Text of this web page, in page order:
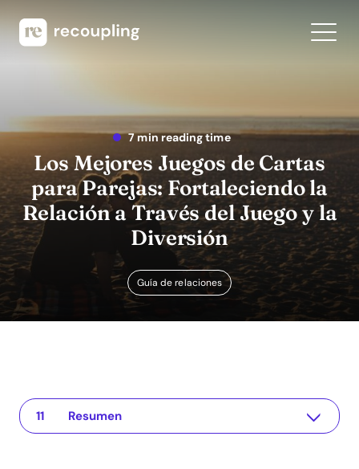
7 min reading time
Los Mejores Juegos de Cartas
para Parejas: Fortaleciendo la
Relación a Través del Juego y la
Diversión
Guía de relaciones
Introducción a los Juegos de Cartas para Parejas
La aplicación para tu relación
Beneficios de los Juegos de Cartas para Parejas
Ingredientes Secretos de Juegos de Cartas para Parejas Exitosos
Ejemplos Prácticos de Juegos de Cartas para Parejas
Retorno sobre la Inversión (ROI) a través de Juegos de Cartas para Parejas
Preguntas Frecuentes (FAQ)
¿Cuáles son los mejores juegos de cartas para parejas?
¿Con qué frecuencia deberían jugar a juegos de cartas las parejas?
¿Qué nicho de juegos es el mejor para parejas comprometidas?
Resumen